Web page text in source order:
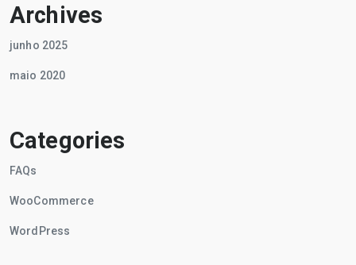
Archives
junho 2025
maio 2020
Categories
FAQs
WooCommerce
WordPress